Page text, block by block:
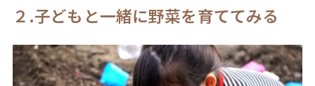
２.子どもと一緒に野菜を育ててみる